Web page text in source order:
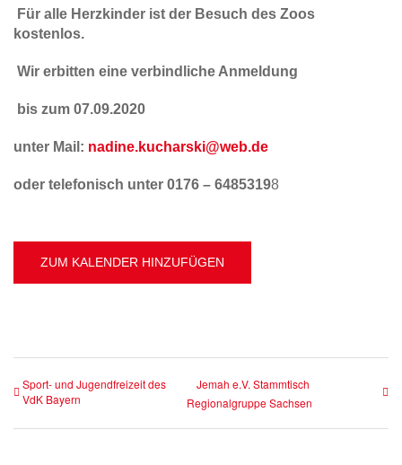
Für alle Herzkinder ist der Besuch des Zoos
kostenlos.
Wir erbitten eine verbindliche Anmeldung
bis zum 07.09.2020
unter Mail: nadine.kucharski@web.de
oder telefonisch unter 0176 – 64853198
ZUM KALENDER HINZUFÜGEN
Sport- und Jugendfreizeit des
VdK Bayern
Jemah e.V. Stammtisch
Regionalgruppe Sachsen